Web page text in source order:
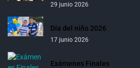
29 junio 2026
Día del niño 2026
17 junio 2026
Exámenes Finales